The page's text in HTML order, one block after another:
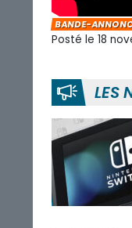
BANDE-
Posté le 18
LES